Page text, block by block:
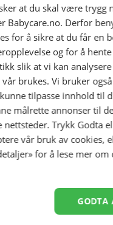
Kosefille, Elodie, Blinkie,
Pink
kr 249,00kr 199,20
kløende tannkjøtt og
avlaste tannkjøttet på
er perfekt grepsvennlig for
Relaterte
at du skal være trygg
Babycare.no. Derfor
for å sikre at du får en
og for å
slik at vi kan
vår brukes. Vi bruker
tilpasse innhold til
målrette annonser til
nettsteder. Trykk Godta
vår bruk av cookies,
for å lese mer om
GODTA